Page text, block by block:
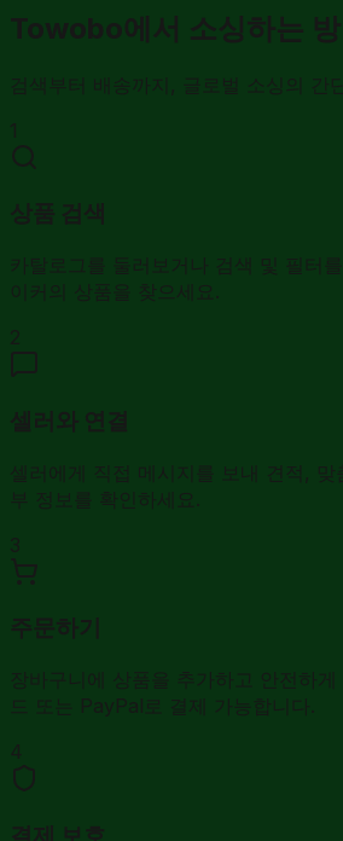
Towobo에서 소싱하는 방
검색부터 배송까지, 글로벌 소싱의 간
1
상품 검색
카탈로그를 둘러보거나 검색 및 필터
이커의 상품을 찾으세요.
2
셀러와 연결
셀러에게 직접 메시지를 보내 견적, 맞
부 정보를 확인하세요.
3
주문하기
장바구니에 상품을 추가하고 안전하
드 또는 PayPal로 결제 가능합니다.
4
결제 보호